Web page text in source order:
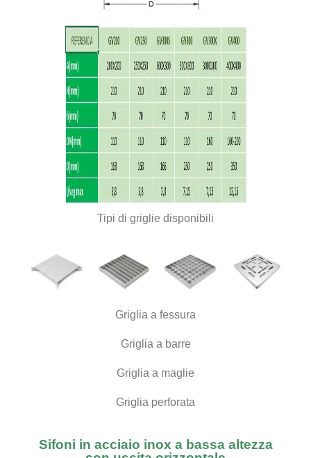
Tipi di griglie disponibili
Griglia a fessura
Griglia a barre
Griglia a maglie
Griglia perforata
Sifoni in acciaio inox a bassa altezza